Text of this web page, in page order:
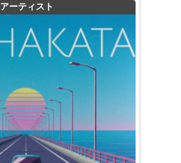
アーティスト